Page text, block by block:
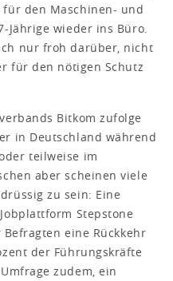
den Maschinen- und
Jährige wieder ins Büro.
nur froh darüber, nicht
für den nötigen Schutz
Bitkom zufolge
in Deutschland während
­teilweise im
aber scheinen viele
zu sein: Eine
Stepstone
eine Rückkehr
der Führungskräfte
zudem, ein